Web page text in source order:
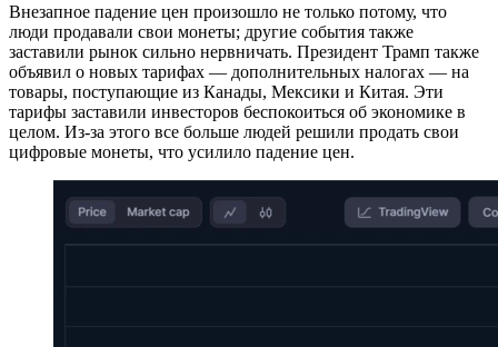
Внезапное падение цен произошло не только потому, что
люди продавали свои монеты; другие события также
заставили рынок сильно нервничать. Президент Трамп также
объявил о новых тарифах — дополнительных налогах — на
товары, поступающие из Канады, Мексики и Китая. Эти
тарифы заставили инвесторов беспокоиться об экономике в
целом. Из-за этого все больше людей решили продать свои
цифровые монеты, что усилило падение цен.